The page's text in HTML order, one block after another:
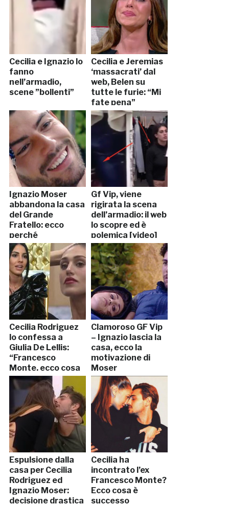
Cecilia e Ignazio lo
fanno
nell’armadio,
scene ”bollenti”
Cecilia e Jeremias
‘massacrati’ dal
web, Belen su
tutte le furie: “Mi
fate pena”
Ignazio Moser
abbandona la casa
del Grande
Fratello: ecco
perché
Gf Vip, viene
rigirata la scena
dell’armadio: il web
lo scopre ed è
polemica [video]
Cecilia Rodriguez
lo confessa a
Giulia De Lellis:
“Francesco
Monte, ecco cosa
farò”
Clamoroso GF Vip
– Ignazio lascia la
casa, ecco la
motivazione di
Moser
Espulsione dalla
casa per Cecilia
Rodriguez ed
Ignazio Moser:
decisione drastica
Cecilia ha
incontrato l’ex
Francesco Monte?
Ecco cosa è
successo